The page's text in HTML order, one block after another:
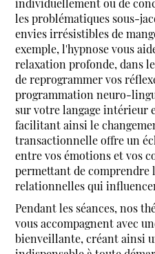
individuellement ou de
les problématiques sous-
envies irrésistibles de
exemple, l'hypnose vous
relaxation profonde, dans
de reprogrammer vos
programmation neuro-
sur votre langage intérieur
facilitant ainsi le
transactionnelle offre un
entre vos émotions et vos
permettant de comprendre
relationnelles qui
Pendant les séances, nos
vous accompagnent avec
bienveillante, créant ainsi